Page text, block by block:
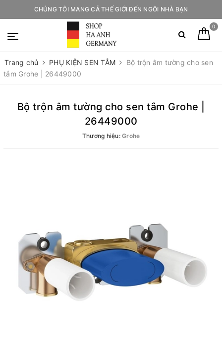
CHÚNG TÔI MANG CẢ THẾ GIỚI ĐẾN NGÔI NHÀ BẠN
0
Trang chủ PHỤ KIỆN SEN TẮM
Bộ trộn âm tường cho sen
tắm Grohe | 26449000
Bộ trộn âm tường cho sen tắm Grohe |
26449000
Thương hiệu: Grohe